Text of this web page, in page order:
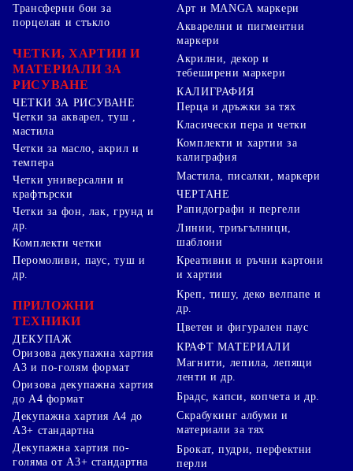
Трансферни бои за
порцелан и стъкло
ЧЕТКИ, ХАРТИИ И
МАТЕРИАЛИ ЗА
РИСУВАНЕ
ЧЕТКИ ЗА РИСУВАНЕ
Четки за акварел, туш ,
мастила
Четки за масло, акрил и
темпера
Четки универсални и
крафтърски
Четки за фон, лак, грунд и
др.
Комплекти четки
Арт и MANGA маркери
Акварелни и пигментни
маркери
Акрилни, декор и
тебеширени маркери
КАЛИГРАФИЯ
Перца и дръжки за тях
Класически пера и четки
Комплекти и хартии за
калиграфия
Мастила, писалки, маркери
ЧЕРТАНЕ
Рапидографи и пергели
Линии, триъгълници,
шаблони
Перомоливи, паус, туш и
др.
ПРИЛОЖНИ
ТЕХНИКИ
ДЕКУПАЖ
Оризова декупажна хартия
А3 и по-голям формат
Оризова декупажна хартия
до А4 формат
Декупажна хартия А4 до
А3+ стандартна
Декупажна хартия по-
голяма от А3+ стандартна
Креативни и ръчни картони
и хартии
Креп, тишу, деко велпапе и
др.
Цветен и фигурален паус
КРАФТ МАТЕРИАЛИ
Магнити, лепила, лепящи
ленти и др.
Брадс, капси, копчета и др.
Скрабукинг албуми и
материали за тях
Брокат, пудри, перфектни
перли